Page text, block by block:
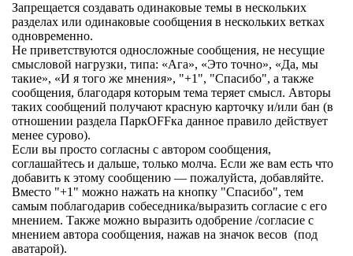
Запрещается создавать одинаковые темы в нескольких
разделах или одинаковые сообщения в нескольких ветках
одновременно.
Не приветствуются односложные сообщения, не несущие
смысловой нагрузки, типа: «Ага», «Это точно», «Да, мы
такие», «И я того же мнения», "+1", "Спасибо", а также
сообщения, благодаря которым тема теряет смысл. Авторы
таких сообщений получают красную карточку и/или бан (в
отношении раздела ПаркOFFка данное правило действует
менее сурово).
Если вы просто согласны с автором сообщения,
соглашайтесь и дальше, только молча. Если же вам есть что
добавить к этому сообщению — пожалуйста, добавляйте.
Вместо "+1" можно нажать на кнопку "Спасибо", тем
самым поблагодарив собеседника/выразить согласие с его
мнением. Также можно выразить одобрение /согласие с
мнением автора сообщения, нажав на значок весов (под
аватарой).